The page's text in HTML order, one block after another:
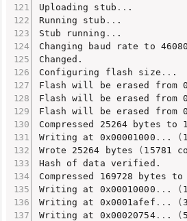
Uploading stub .. .
Running stub .. .
Stub running .. .
Changing baud rate to
Changed.
Configuring flash size .. .
Flash will be erased from
Flash will be erased from
Flash will be erased from
Compressed 25264 bytes to
Writing at 0x00001000 .. . (
Wrote 25264 bytes
( 15781
Hash of data verified.
Compressed 169728 bytes to
Writing at 0x00010000 .. . (
Writing at 0x0001afef .. . (
Writing at 0x00020754.. . (